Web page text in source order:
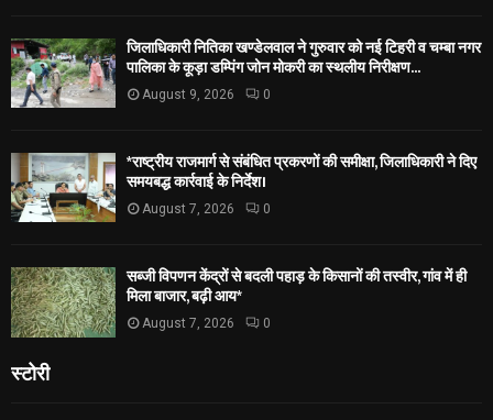
जिलाधिकारी नितिका खण्डेलवाल ने गुरुवार को नई टिहरी व चम्बा नगर
पालिका के कूड़ा डम्पिंग जोन मोकरी का स्थलीय निरीक्षण...
August 9, 2026 0
*राष्ट्रीय राजमार्ग से संबंधित प्रकरणों की समीक्षा, जिलाधिकारी ने दिए
समयबद्ध कार्रवाई के निर्देश।
August 7, 2026 0
सब्जी विपणन केंद्रों से बदली पहाड़ के किसानों की तस्वीर, गांव में ही
मिला बाजार, बढ़ी आय*
August 7, 2026 0
स्टोरी